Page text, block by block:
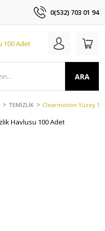
0(532) 703 01 94
ARA
TEMİZLİK Clearmotion Yüzey